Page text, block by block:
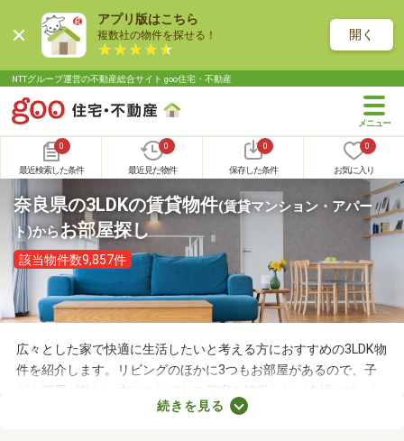
アプリ版はこちら
複数社の物件を探せる！ 開く
NTTグループ運営の不動産総合サイト goo住宅・不動産
0
最近検索した条件
0
最近見た物件
0
保存した条件
0
お気に入り
奈良県の3LDKの賃貸物件(賃貸マンション・アパー
ト)からお部屋探し
該当物件数9,857件
広々とした家で快適に生活したいと考える方におすすめの3LDK物
件を紹介します。リビングのほかに3つもお部屋があるので、子
ども部屋が欲しい方やそれぞれの個室を確保したい夫婦にぴった
り。物件のなかには新しい設備を用意しているところもあるの
続きを見る